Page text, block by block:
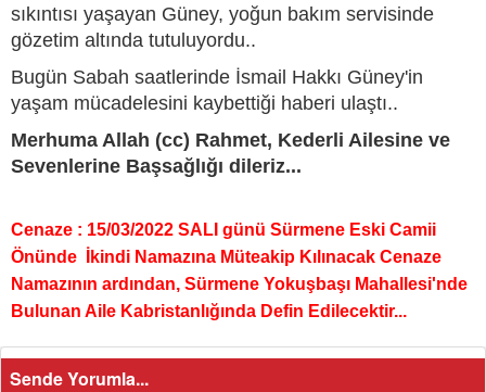
sıkıntısı yaşayan Güney, yoğun bakım servisinde
gözetim altında tutuluyordu..
Bugün Sabah saatlerinde İsmail Hakkı Güney'in
yaşam mücadelesini kaybettiği haberi ulaştı..
Merhuma Allah (cc) Rahmet, Kederli Ailesine ve
Sevenlerine Başsağlığı dileriz...
Cenaze : 15/03/2022 SALI günü Sürmene Eski Camii
Önünde İkindi Namazına Müteakip Kılınacak Cenaze
Namazının ardından, Sürmene Yokuşbaşı Mahallesi'nde
Bulunan Aile Kabristanlığında Defin Edilecektir...
Sende Yorumla...